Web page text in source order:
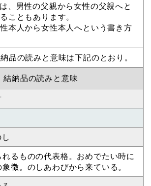
、男性の父親から女性の父親へと
こともあります。
本人から女性本人へという書き方
品の読みと意味は下記のとおり。
結納品の読みと意味
るものの代表格。おめでたい時に
徴。のしあわびから来ている。